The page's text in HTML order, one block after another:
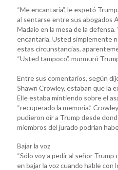
“Me encantaría”, le espetó
al sentarse entre sus abogados
Madaio en la mesa de la
encantaría. Usted simplemente
estas circunstancias,
“Usted tampoco”, murmuró
Entre sus comentarios, según
Shawn Crowley, estaban que la
Elle estaba mintiendo sobre el
“recuperado la memoria.”
pudieron oír a Trump desde
miembros del jurado podrían
Bajar la voz
“Sólo voy a pedir al señor
en bajar la voz cuando hable con